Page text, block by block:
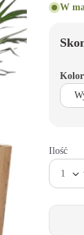
W
Ilość